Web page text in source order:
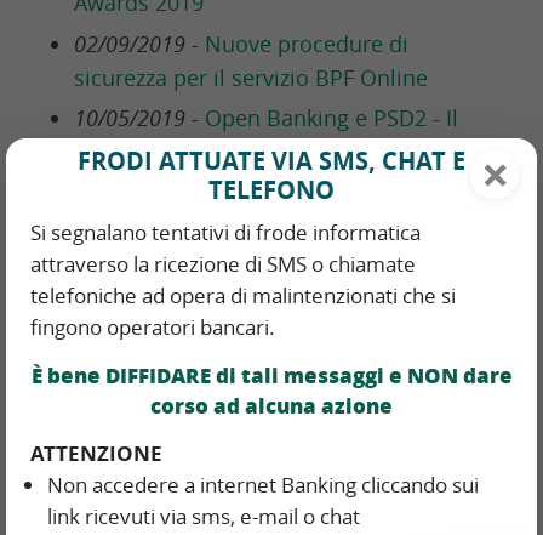
02/09/2019 - Nuove procedure di
sicurezza per il servizio BPF Online
10/05/2019 - Open Banking e PSD2 - Il
nuovo servizio di interconnessione tra
Banca Popolare di Fondi e terze parti
03/04/2019 -Banca Popolare di Fondi è
main sponsor del progetto “Salviamo le
Statue”
28/03/2019 -Nomina nuovo Presidente
del Consiglio di Amministrazione.
31/01/2019 -Direttiva PAD.-Terminologia
standardizzata europea.
30/11/2018 -Informativa alla Clientela per
la sospensione delle rate dei mutui di cui
×
FRODI ATTUATE VIA SMS, CHAT E
TELEFONO
Si segnalano tentativi di frode informatica
attraverso la ricezione di SMS o chiamate
telefoniche ad opera di malintenzionati che si
fingono operatori bancari.
È bene DIFFIDARE di tali messaggi e NON dare
corso ad alcuna azione
ATTENZIONE
Non accedere a internet Banking cliccando sui
link ricevuti via sms, e-mail o chat